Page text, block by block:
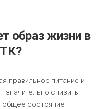
образ жизни в
правильное питание и
снизить
общее состояние